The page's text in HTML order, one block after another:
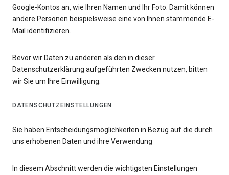
Google-Kontos an, wie Ihren Namen und Ihr Foto. Damit können
andere Personen beispielsweise eine von Ihnen stammende E-
Mail identifizieren.
Bevor wir Daten zu anderen als den in dieser
Datenschutzerklärung aufgeführten Zwecken nutzen, bitten
wir Sie um Ihre Einwilligung.
DATENSCHUTZEINSTELLUNGEN
Sie haben Entscheidungsmöglichkeiten in Bezug auf die durch
uns erhobenen Daten und ihre Verwendung
In diesem Abschnitt werden die wichtigsten Einstellungen